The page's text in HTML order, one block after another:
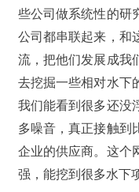
些公司做系统性的研
公司都串联起来，和
流，把他们发展成我
去挖掘一些相对水下
我们能看到很多还没
多噪音，真正接触到
企业的供应商。这个
强，能挖到很多水下